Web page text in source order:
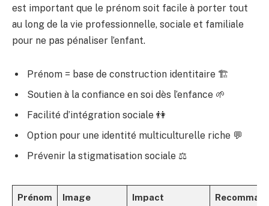
est important que le prénom soit facile à porter tout
au long de la vie professionnelle, sociale et familiale
pour ne pas pénaliser l’enfant.
Prénom = base de construction identitaire 🏗️
Soutien à la confiance en soi dès l’enfance 🌱
Facilité d’intégration sociale 👫
Option pour une identité multiculturelle riche 💬
Prévenir la stigmatisation sociale ⚖️
Prénom
Image
Impact